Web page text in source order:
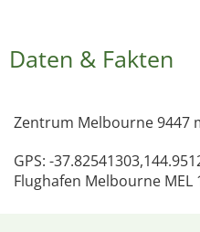
Daten & Fakten
Zentrum Melbourne 9447
GPS: -
Flughafen Melbourne MEL